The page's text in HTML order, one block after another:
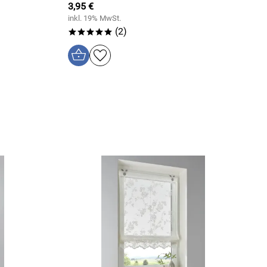
3,95 €
inkl. 19% MwSt.
***** (2)